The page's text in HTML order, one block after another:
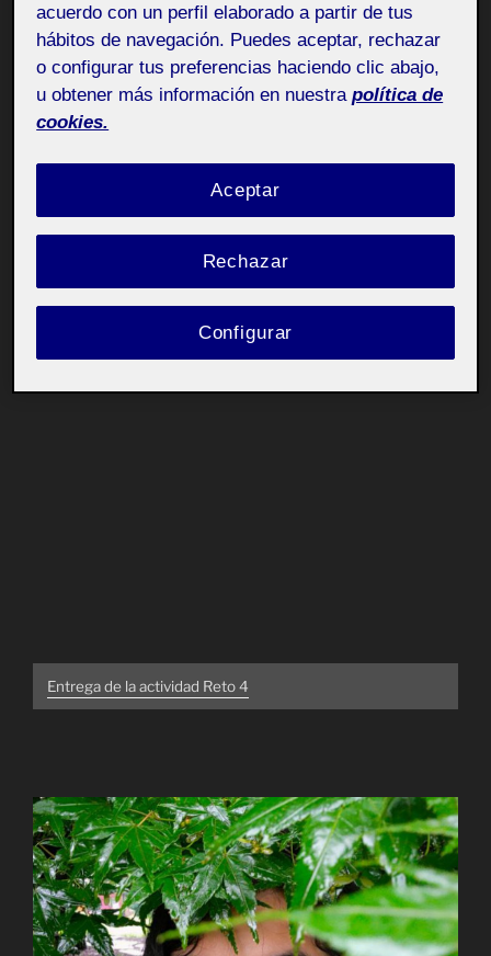
Entrega de la actividad Reto 4
acuerdo con un perfil elaborado a partir de tus
hábitos de navegación. Puedes aceptar, rechazar
o configurar tus preferencias haciendo clic abajo,
u obtener más información en nuestra política de
cookies.
Rechazar
Aceptar
Configurar